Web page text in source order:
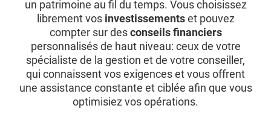
un patrimoine au fil du temps. Vous choisissez
librement vos investissementset pouvez
compter sur desconseils financiers
personnalisés de haut niveau: ceux de votre
spécialiste de la gestion et de votre conseiller,
qui connaissent vos exigences et vous offrent
une assistance constante et ciblée afin que vous
optimisiez vos opérations.